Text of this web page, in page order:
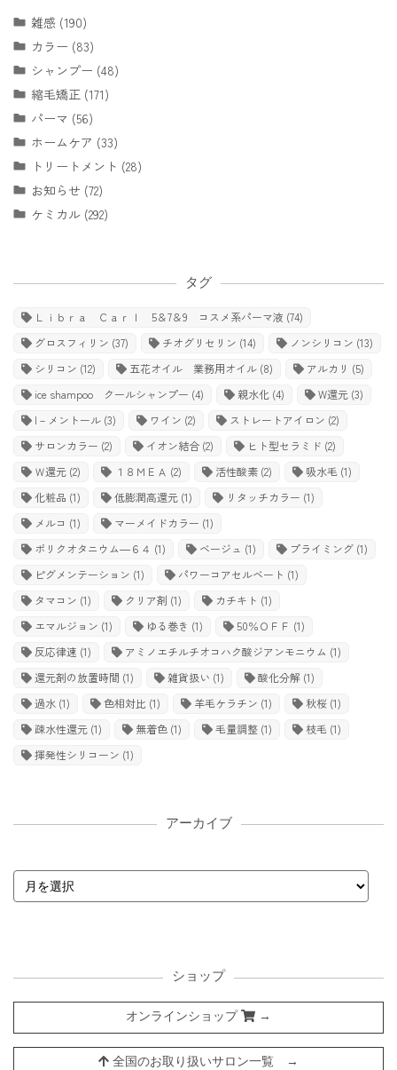
雑感 (190)
カラー (83)
シャンプー (48)
縮毛矯正 (171)
パーマ (56)
ホームケア (33)
トリートメント (28)
お知らせ (72)
ケミカル (292)
タグ
Ｌｉｂｒａ Ｃａｒｌ 5＆7＆9 コスメ系パーマ液 (74)
グロスフィリン (37) チオグリセリン (14) ノンシリコン (13)
シリコン (12) 五花オイル 業務用オイル (8) アルカリ (5)
ice shampoo クールシャンプー (4) 親水化 (4) W還元 (3)
l－メントール (3) ワイン (2) ストレートアイロン (2)
サロンカラー (2) イオン結合 (2) ヒト型セラミド (2)
Ｗ還元 (2) １８ＭＥＡ (2) 活性酸素 (2) 吸水毛 (1)
化粧品 (1) 低膨潤高還元 (1) リタッチカラー (1)
メルコ (1) マーメイドカラー (1)
ポリクオタニウム―６４ (1) ベージュ (1) プライミング (1)
ピグメンテーション (1) パワーコアセルベート (1)
タマコン (1) クリア剤 (1) カチキト (1)
エマルジョン (1) ゆる巻き (1) 50％ＯＦＦ (1)
反応律速 (1) アミノエチルチオコハク酸ジアンモニウム (1)
還元剤の放置時間 (1) 雑貨扱い (1) 酸化分解 (1)
過水 (1) 色相対比 (1) 羊毛ケラチン (1) 秋桜 (1)
疎水性還元 (1) 無着色 (1) 毛量調整 (1) 枝毛 (1)
揮発性シリコーン (1)
アーカイブ
ショップ
オンラインショップ →
全国のお取り扱いサロン一覧 →